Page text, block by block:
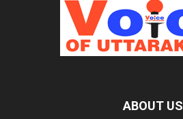
ABOUT US